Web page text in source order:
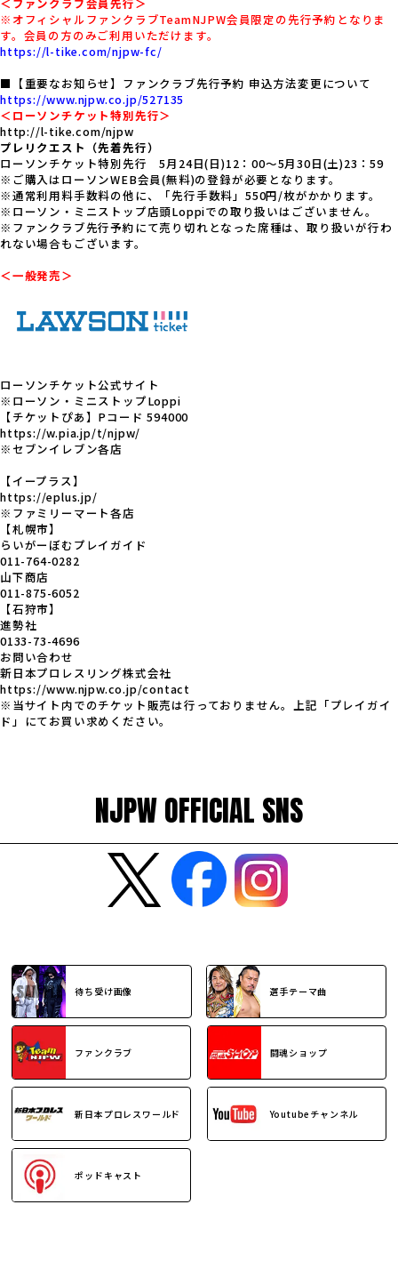
※オフィシャルファンクラブTeamNJPW会員限定の先行予約となりま
す。会員の方のみご利用いただけます。
https://l-tike.com/njpw-fc/
■【重要なお知らせ】ファンクラブ先行予約 申込方法変更について
https://www.njpw.co.jp/527135
＜ローソンチケット特別先行＞
http://l-tike.com/njpw
プレリクエスト（先着先行）
ローソンチケット特別先行 5月24日(日)12：00～5月30日(土)23：59
※ご購入はローソンWEB会員(無料)の登録が必要となります。
※通常利用料手数料の他に、「先行手数料」550円/枚がかかります。
※ローソン・ミニストップ店頭Loppiでの取り扱いはございません。
※ファンクラブ先行予約にて売り切れとなった席種は、取り扱いが行わ
れない場合もございます。
＜一般発売＞
ローソンチケット公式サイト
※ローソン・ミニストップLoppi
【チケットぴあ】Pコード 594000
https://w.pia.jp/t/njpw/
※セブンイレブン各店
【イープラス】
https://eplus.jp/
※ファミリーマート各店
【札幌市】
らいがーぼむプレイガイド
011-764-0282
山下商店
011-875-6052
【石狩市】
進勢社
0133-73-4696
お問い合わせ
新日本プロレスリング株式会社
https://www.njpw.co.jp/contact
※当サイト内でのチケット販売は行っておりません。上記「プレイガイ
ド」にてお買い求めください。
NJPW OFFICIAL SNS
待ち受け画像 選手テーマ曲
ファンクラブ 闘魂ショップ
新日本プロレスワールド Youtubeチャンネル
ポッドキャスト